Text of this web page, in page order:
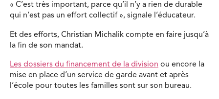
« C’est très important, parce qu’il n’y a rien de durable
qui n’est pas un effort collectif », signale l’éducateur.
Et des efforts, Christian Michalik compte en faire jusqu’à
la fin de son mandat.
Les dossiers du financement de la division ou encore la
mise en place d’un service de garde avant et après
l’école pour toutes les familles sont sur son bureau.